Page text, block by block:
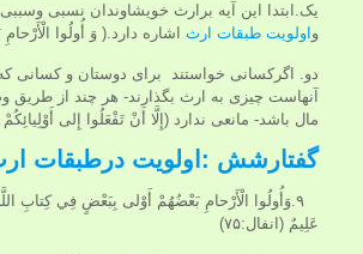
یک.ابتدا این آیه برارث خويشاوندان نسبی
و اولویت طبقات ارث اشاره دارد.( وَ أُولُوا
دو. اگرکسانی خواستند براى دوستان و كسانى
آنهاست چيزى به ارث بگذارند- هر چند از
مال باشد- مانعى ندارد (إِلَّا أَنْ تَفْعَلُوا إِلى‏
گفتارشش :اولویت درطبقات
۹.وَأُولُوا الْأَرْحامِ بَعْضُهُمْ أَوْلى‏ بِبَعْضٍ فِي كِتابِ
عَلِيمٌ (انفال:۷۵)